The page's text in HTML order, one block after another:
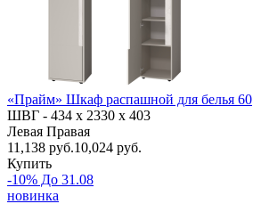
«Прайм» Шкаф распашной для белья 60
ШВГ - 434 х 2330 х 403
Левая Правая
11,138 руб.10,024 руб.
Купить
-10% До 31.08
новинка